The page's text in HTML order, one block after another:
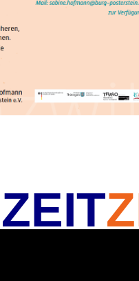
die
Lutz
Heublein
Gedichte von
Marie Kublik und
zu wow: In
ZEIT